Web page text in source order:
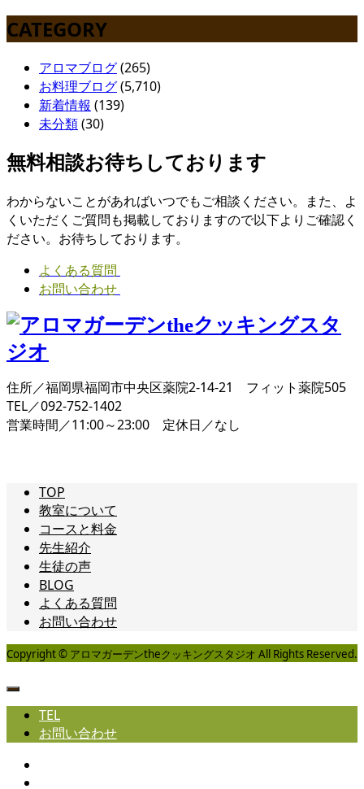
CATEGORY
アロマブログ(265)
お料理ブログ(5,710)
新着情報 (139)
未分類(30)
無料相談お待ちしております
わからないことがあればいつでもご相談ください。また、よ
くいただくご質問も掲載しておりますので以下よりご確認く
ださい。お待ちしております。
よくある質問
お問い合わせ
住所／福岡県福岡市中央区薬院2-14-21 フィット薬院505
TEL／092-752-1402
営業時間／11:00～23:00 定休日／なし
TOP
教室について
コースと料金
先生紹介
生徒の声
BLOG
よくある質問
お問い合わせ
Copyright © アロマガーデンtheクッキングスタジオ All Rights Reserved.
TEL
お問い合わせ